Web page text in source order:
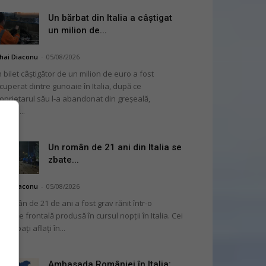
Un bărbat din Italia a câștigat
un milion de...
Diaconu 05/08/2026
bilet câștigător de un milion de euro a fost
dintre gunoaie în Italia, după ce
său l-a abandonat din greșeală,
Un român de 21 ani din Italia se
zbate...
Diaconu 05/08/2026
român de 21 de ani a fost grav rănit într-o
frontală produsă în cursul nopții în Italia. Cei
bărbați aflați în...